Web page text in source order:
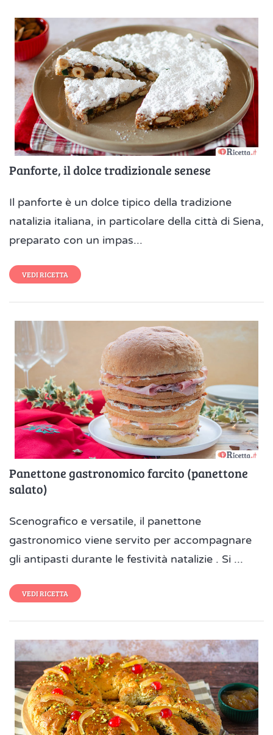
Panforte, il dolce tradizionale senese
Il panforte è un dolce tipico della tradizione
natalizia italiana, in particolare della città di Siena,
preparato con un impas...
VEDI RICETTA
Panettone gastronomico farcito (panettone
salato)
Scenografico e versatile, il panettone
gastronomico viene servito per accompagnare
gli antipasti durante le festività natalizie . Si ...
VEDI RICETTA